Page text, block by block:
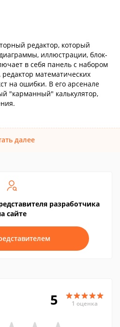
редактор, который
иллюстрации, блок-
в себя панель с набором
математических
на ошибки. В его арсенале
"карманный" калькулятор,
далее
разработчика
сайте
5 1 оценка